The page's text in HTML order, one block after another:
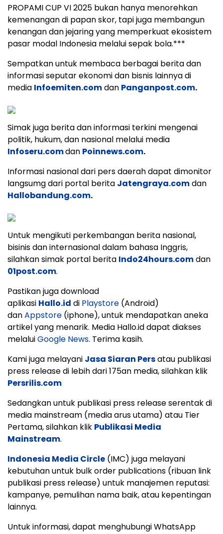
PROPAMI CUP VI 2025 bukan hanya menorehkan
kemenangan di papan skor, tapi juga membangun
kenangan dan jejaring yang memperkuat ekosistem
pasar modal Indonesia melalui sepak bola.***
Sempatkan untuk membaca berbagai berita dan
informasi seputar ekonomi dan bisnis lainnya di
media Infoemiten.comdan Panganpost.com.
Simak juga berita dan informasi terkini mengenai
politik, hukum, dan nasional melalui media
Infoseru.comdan Poinnews.com.
Informasi nasional dari pers daerah dapat dimonitor
langsumg dari portal berita Jatengraya.comdan
Hallobandung.com.
Untuk mengikuti perkembangan berita nasional,
bisinis dan internasional dalam bahasa Inggris,
silahkan simak portal berita Indo24hours.comdan
01post.com.
Pastikan juga download
aplikasi Hallo.id di Playstore (Android)
danAppstore (iphone), untuk mendapatkan aneka
artikel yang menarik. Media Hallo.id dapat diakses
melaluiGoogle News. Terima kasih.
Kami juga melayani Jasa Siaran Persatau publikasi
press release di lebih dari 175an media, silahkan klik
Persrilis.com
Sedangkan untuk publikasi press release serentak di
media mainstream (media arus utama) atau Tier
Pertama, silahkan klik Publikasi Media
Mainstream.
Indonesia Media Circle (IMC) juga melayani
kebutuhan untuk bulk order publications (ribuan link
publikasi press release) untuk manajemen reputasi:
kampanye, pemulihan nama baik, atau kepentingan
lainnya.
Untuk informasi, dapat menghubungi WhatsApp